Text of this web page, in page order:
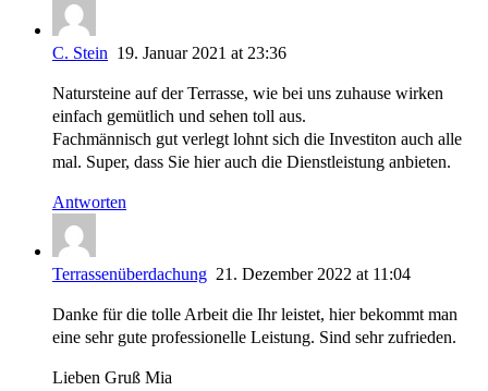
C. Stein 19. Januar 2021 at 23:36
Natursteine auf der Terrasse, wie bei uns zuhause wirken
einfach gemütlich und sehen toll aus.
Fachmännisch gut verlegt lohnt sich die Investiton auch alle
mal. Super, dass Sie hier auch die Dienstleistung anbieten.
Antworten
Terrassenüberdachung 21. Dezember 2022 at 11:04
Danke für die tolle Arbeit die Ihr leistet, hier bekommt man
eine sehr gute professionelle Leistung. Sind sehr zufrieden.
Lieben Gruß Mia